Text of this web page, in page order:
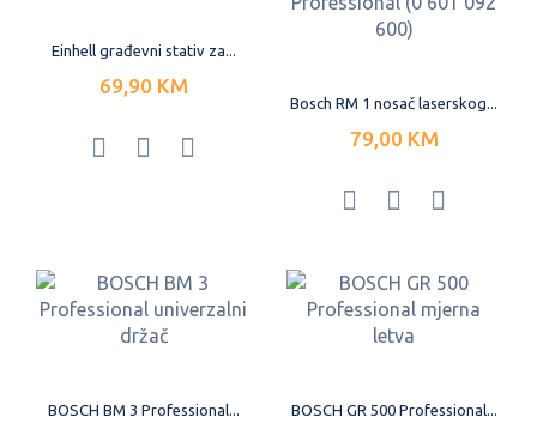
Einhell građevni stativ za...
69,90 KM
Bosch RM 1 nosač laserskog...
79,00 KM
BOSCH BM 3 Professional... BOSCH GR 500 Professional...